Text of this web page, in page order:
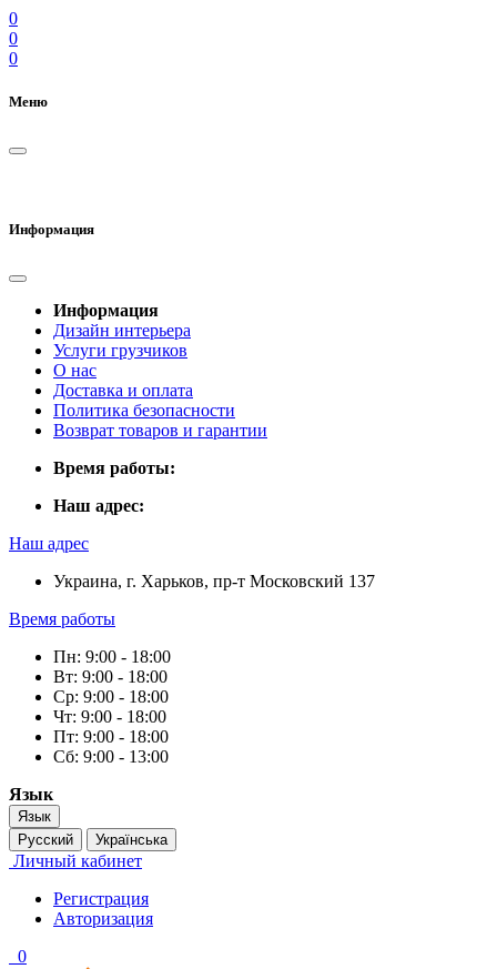
0
0
0
Меню
Информация
Информация
Дизайн интерьера
Услуги грузчиков
О нас
Доставка и оплата
Политика безопасности
Возврат товаров и гарантии
Время работы:
Наш адрес:
Наш адрес
Украина, г. Харьков, пр-т Московский 137
Время работы
Пн: 9:00 - 18:00
Вт: 9:00 - 18:00
Ср: 9:00 - 18:00
Чт: 9:00 - 18:00
Пт: 9:00 - 18:00
Сб: 9:00 - 13:00
Язык
Язык
Русский
Українська
Личный кабинет
Регистрация
Авторизация
0